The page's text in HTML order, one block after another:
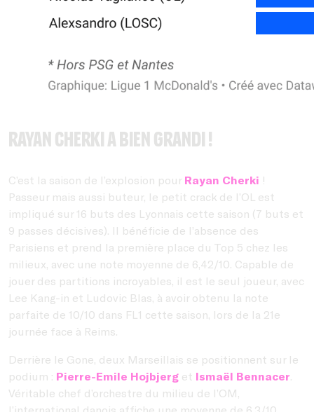
Rayan Cherki a bien grandi !
C’est la saison de l’explosion pour Rayan Cherki !
Passeur mais aussi buteur, le petit crack de l’OL est
impliqué sur 16 buts des Lyonnais cette saison (7 buts et
9 passes décisives). Il bénéficie de l’absence des
Parisiens et prend la première place du Top 5 chez les
milieux, avec une note moyenne de 6,42/10. Capable de
jouer des partitions incroyables, il est le seul joueur, avec
Lee Kang-in et Ludovic Blas, à avoir obtenu la note
parfaite de 10/10 dans FL1 cette saison, lors de la 21e
journée face à Reims.
Derrière le Gone, deux Marseillais se positionnent sur le
podium : Pierre-Emile Hojbjerg et Ismaël Bennacer.
Véritable chef d’orchestre du milieu de l’OM,